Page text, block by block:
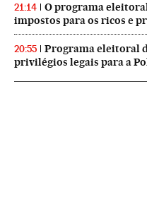
21:14
O programa
impostos para os ricos e
20:55
Programa eleitoral
privilégios legais para a